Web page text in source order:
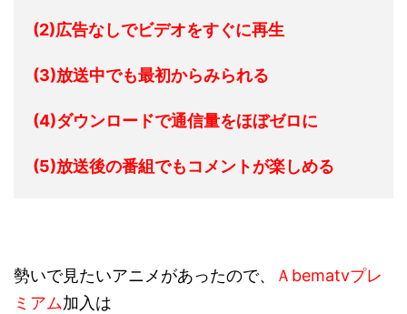
(2)広告なしでビデオをすぐに再生
(3)放送中でも最初からみられる
(4)ダウンロードで通信量をほぼゼロに
(5)放送後の番組でもコメントが楽しめる
勢いで見たいアニメがあったので、
Ａbematvプレ
ミアム加入は